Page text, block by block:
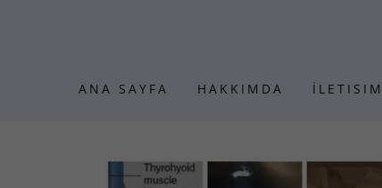
ANA SAYFA HAKKIMDA İLETISIM